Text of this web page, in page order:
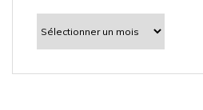
découvrir